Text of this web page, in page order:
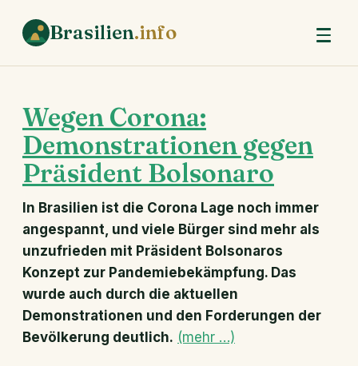
Brasilien.info
Wegen Corona:
Demonstrationen gegen
Präsident Bolsonaro
In Brasilien ist die Corona Lage noch immer
angespannt, und viele Bürger sind mehr als
unzufrieden mit Präsident Bolsonaros
Konzept zur Pandemiebekämpfung. Das
wurde auch durch die aktuellen
Demonstrationen und den Forderungen der
Bevölkerung deutlich. (mehr …)